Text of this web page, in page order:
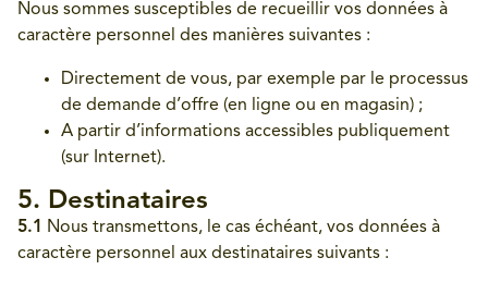
Nous sommes susceptibles de recueillir vos données à
caractère personnel des manières suivantes :
Directement de vous, par exemple par le processus
de demande d’offre (en ligne ou en magasin) ;
A partir d’informations accessibles publiquement
(sur Internet).
5. Destinataires
5.1
Nous transmettons, le cas échéant, vos données à
caractère personnel aux destinataires suivants :